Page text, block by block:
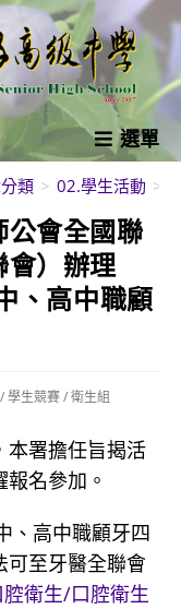
選單
類 > 02.學生活動 >
會全國聯
會）辦理
、高中職顧
/學生競賽/衛生組
本署擔任旨揭活
名參加。
、高中職顧牙四
可至牙醫全聯會
衛生/口腔衛生